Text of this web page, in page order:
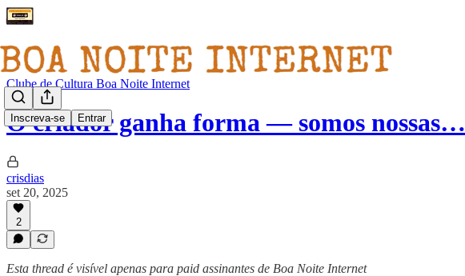
Inscreva-se Entrar
Clube de Cultura Boa Noite Internet
O criador ganha forma — somos nossas…
crisdias
set 20, 2025
2
Esta thread é visível apenas para paid assinantes de Boa Noite Internet